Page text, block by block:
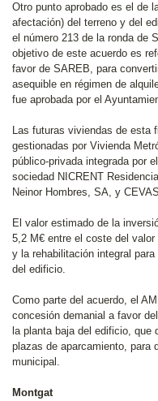
Otro punto aprobado es el de
afectación) del terreno y del
el número 213 de la ronda de
objetivo de este acuerdo es
favor de SAREB, para
asequible en régimen de
fue aprobada por el
Las futuras viviendas de esta
gestionadas por Vivienda
público-privada integrada por
sociedad NICRENT
Neinor Hombres, SA, y
El valor estimado de la
5,2 M€ entre el coste del
y la rehabilitación integral
del edificio.
Como parte del acuerdo, el
concesión demanial a favor
la planta baja del edificio,
plazas de aparcamiento, para
municipal.
Montgat